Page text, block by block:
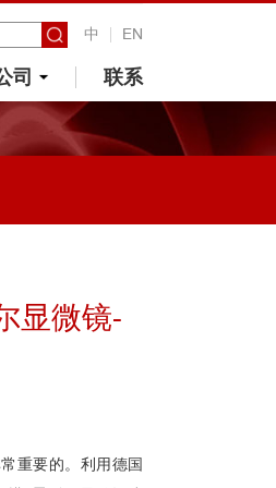
中 EN
司 联系
显微镜-
重要的。利用德国